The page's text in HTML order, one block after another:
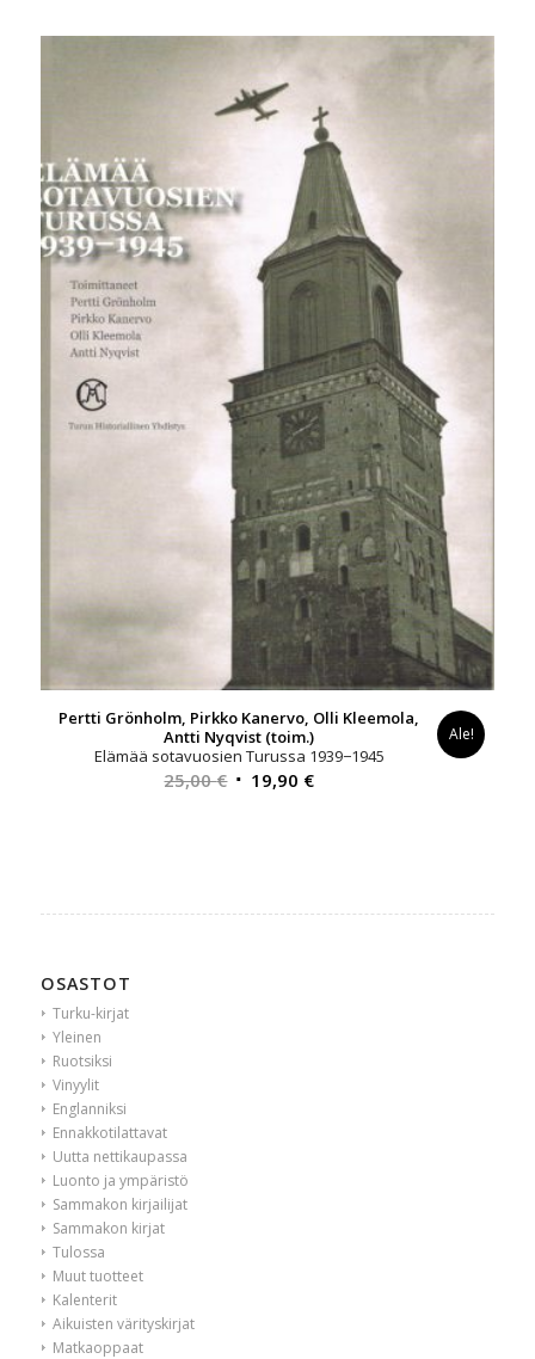
oli:
34,90 €.
on:
Pertti Grönholm, Pirkko Kanervo, Olli Kleemola,
Antti Nyqvist (toim.)
Elämää sotavuosien Turussa 1939−1945
25,00€ Alkuperäinen
19,90 €Nykyinen
Ale!
OSASTOT
Turku-kirjat
Yleinen
Ruotsiksi
Vinyylit
Englanniksi
Ennakkotilattavat
Uutta nettikaupassa
Luonto ja ympäristö
Sammakon kirjailijat
Sammakon kirjat
Tulossa
Muut tuotteet
Kalenterit
Aikuisten värityskirjat
Matkaoppaat